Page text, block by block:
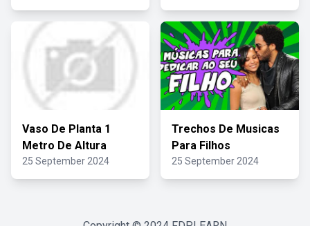
Vaso De Planta 1
Metro De Altura
25 September 2024
Trechos De Musicas
Para Filhos
25 September 2024